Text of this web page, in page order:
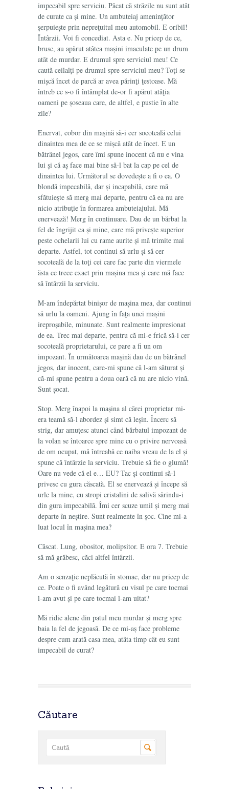
impecabil spre serviciu. Păcat că străzile nu sunt atât
de curate ca și mine. Un ambuteiaj ameninţător
șerpuiește prin nepreţuitul meu automobil. E oribil!
Întârzii. Voi fi concediat. Asta e. Nu pricep de ce,
brusc, au apărut atâtea mașini imaculate pe un drum
atât de murdar. E drumul spre serviciul meu! Ce
caută ceilalţi pe drumul spre serviciul meu? Toţi se
mișcă încet de parcă ar avea părinţi ţestoase. Mă
întreb ce s-o fi întâmplat de-or fi apărut atâţia
oameni pe șoseaua care, de altfel, e pustie în alte
zile?
Enervat, cobor din mașină să-i cer socoteală celui
dinaintea mea de ce se mișcă atât de încet. E un
bătrânel jegos, care îmi spune inocent că nu e vina
lui și că aș face mai bine să-l bat la cap pe cel de
dinaintea lui. Următorul se dovedește a fi o ea. O
blondă impecabilă, dar și incapabilă, care mă
sfătuiește să merg mai departe, pentru că ea nu are
nicio atribuţie în formarea ambuteiajului. Mă
enervează! Merg în continuare. Dau de un bărbat la
fel de îngrijit ca și mine, care mă privește superior
peste ochelarii lui cu rame aurite și mă trimite mai
departe. Astfel, tot continui să urlu și să cer
socoteală de la toţi cei care fac parte din viermele
ăsta ce trece exact prin mașina mea și care mă face
să întârzii la serviciu.
M-am îndepărtat binișor de mașina mea, dar continui
să urlu la oameni. Ajung în faţa unei mașini
ireproșabile, minunate. Sunt realmente impresionat
de ea. Trec mai departe, pentru că mi-e frică să-i cer
socoteală proprietarului, ce pare a fi un om
impozant. În următoarea mașină dau de un bătrânel
jegos, dar inocent, care-mi spune că l-am săturat și
că-mi spune pentru a doua oară că nu are nicio vină.
Sunt șocat.
Stop. Merg înapoi la mașina al cărei proprietar mi-
era teamă să-l abordez și simt că leșin. Încerc să
strig, dar amuţesc atunci când bărbatul impozant de
la volan se întoarce spre mine cu o privire nervoasă
de om ocupat, mă întreabă ce naiba vreau de la el și
spune că întârzie la serviciu. Trebuie să fie o glumă!
Oare nu vede că el e… EU? Tac și continui să-l
privesc cu gura căscată. El se enervează și începe să
urle la mine, cu stropi cristalini de salivă sărindu-i
din gura impecabilă. Îmi cer scuze umil și merg mai
departe în neștire. Sunt realmente în șoc. Cine mi-a
luat locul în mașina mea?
Căscat. Lung, obositor, molipsitor. E ora 7. Trebuie
să mă grăbesc, căci altfel întârzii.
Am o senzaţie neplăcută în stomac, dar nu pricep de
ce. Poate o fi având legătură cu visul pe care tocmai
l-am avut și pe care tocmai l-am uitat?
Mă ridic alene din patul meu murdar și merg spre
baia la fel de jegoasă. De ce mi-aș face probleme
despre cum arată casa mea, atâta timp cât eu sunt
impecabil de curat?
Căutare